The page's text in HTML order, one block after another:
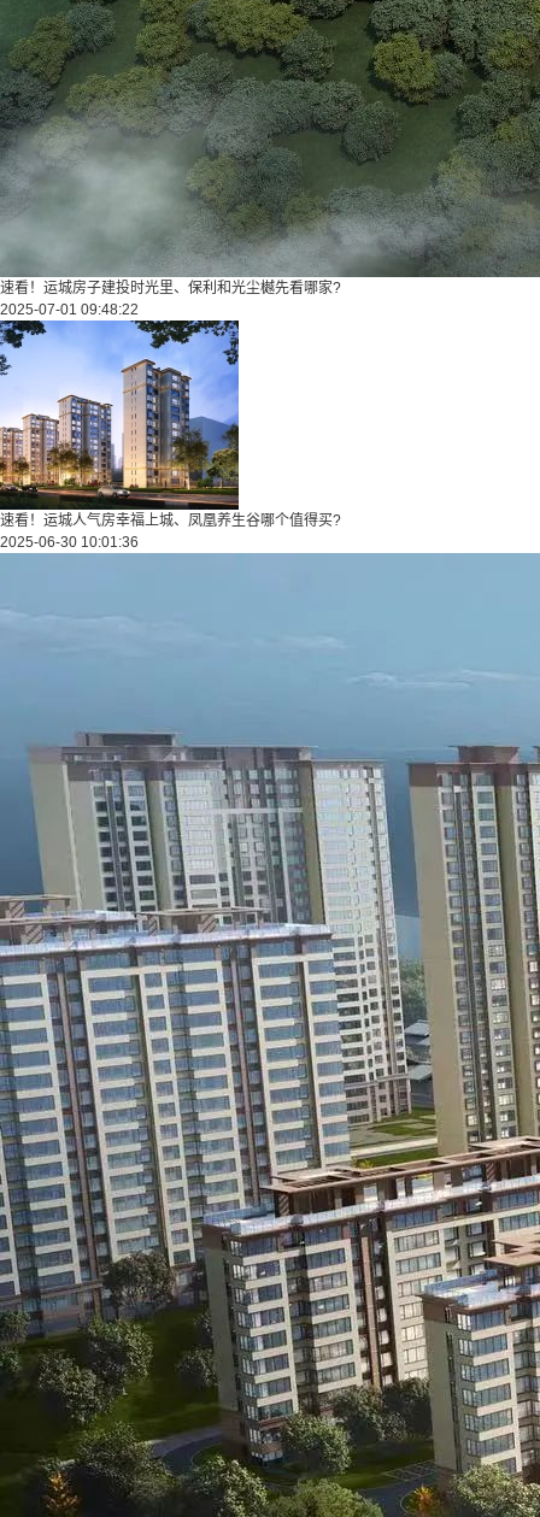
速看！运城房子建投时光里、保利和光尘樾先看哪家?
2025-07-01 09:48:22
速看！运城人气房幸福上城、凤凰养生谷哪个值得买?
2025-06-30 10:01:36